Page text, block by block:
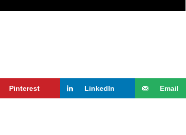
Pinterest LinkedIn Email